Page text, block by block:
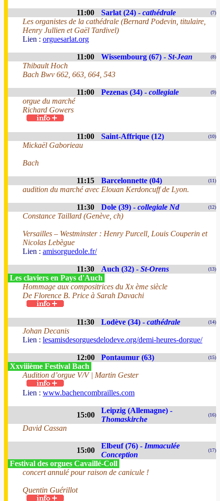
11:00 Sarlat (24) - cathédrale (7)
Les organistes de la cathédrale (Bernard Podevin, titulaire,
Henry Jullien et Gaël Tardivel)
Lien : orguesarlat.org
11:00 Wissembourg (67) - St-Jean (8)
Thibault Hoch
Bach Bwv 662, 663, 664, 543
11:00 Pezenas (34) - collegiale (9)
orgue du marché
Richard Gowers
11:00 Saint-Affrique (12) (10)
Mickaël Gaborieau
Bach
11:15 Barcelonnette (04) (11)
audition du marché avec Elouan Kerdoncuff de Lyon.
11:30 Dole (39) - collegiale Nd (12)
Constance Taillard (Genève, ch)
Versailles – Westminster : Henry Purcell, Louis Couperin et
Nicolas Lebègue
Lien : amisorguedole.fr/
11:30 Auch (32) - St-Orens (13)
Les claviers en Pays d'Auch
Hommage aux compositrices du Xx ème siècle
De Florence B. Price à Sarah Davachi
11:30 Lodève (34) - cathédrale (14)
Johan Decanis
Lien : lesamisdesorguesdelodeve.org/demi-heures-dorgue/
12:00 Pontaumur (63) (15)
Xxviiième Festival Bach
Audition d’orgue V/V | Martin Gester
Lien : www.bachencombrailles.com
15:00
Leipzig (Allemagne) -
Thomaskirche
(16)
David Cassan
15:00
Elbeuf (76) - Immaculée
Conception
(17)
Festival des orgues Cavaillé-Coll
concert annulé pour raison de canicule !
Quentin Guérillot